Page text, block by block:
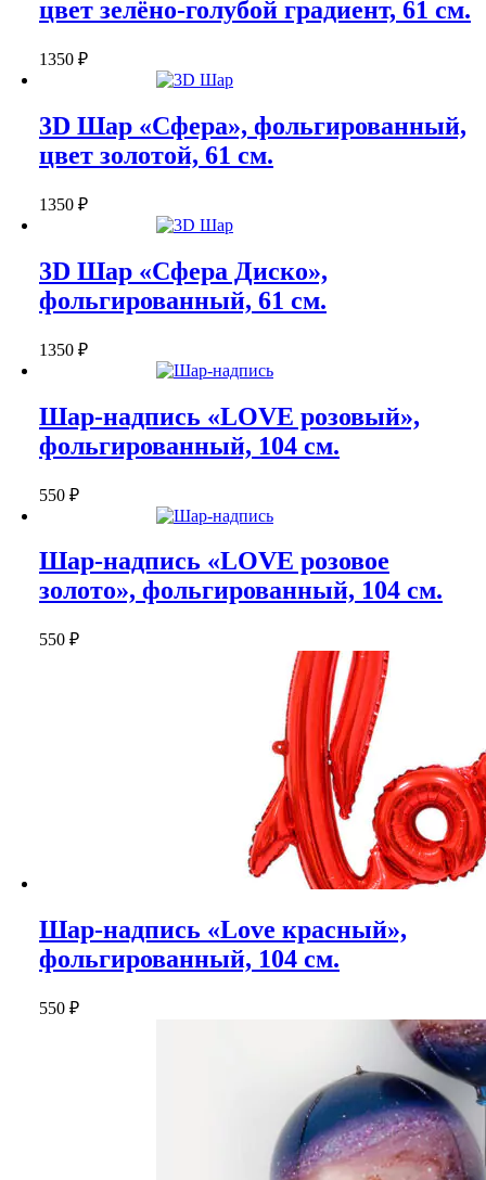
цвет зелёно-голубой градиент, 61 см.
1350 ₽
3D Шар «Сфера», фольгированный,
цвет золотой, 61 см.
1350 ₽
3D Шар «Сфера Диско»,
фольгированный, 61 см.
1350 ₽
Шар-надпись «LOVE розовый»,
фольгированный, 104 см.
550 ₽
Шар-надпись «LOVE розовое
золото», фольгированный, 104 см.
550 ₽
Шар-надпись «Love красный»,
фольгированный, 104 см.
550 ₽